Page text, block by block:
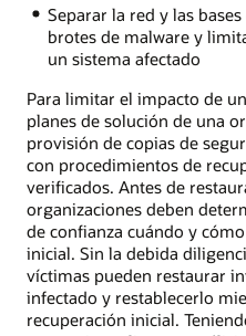
Separar la red y las
brotes de malware y
un sistema afectado
Para limitar el impacto de
planes de solución de una
provisión de copias de
con procedimientos de
verificados. Antes de
organizaciones deben
de confianza cuándo y
inicial. Sin la debida
víctimas pueden restaurar
infectado y restablecerlo
recuperación inicial.